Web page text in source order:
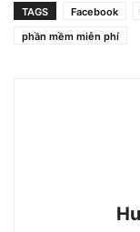
TAGS Facebook
phần mềm miễn phí